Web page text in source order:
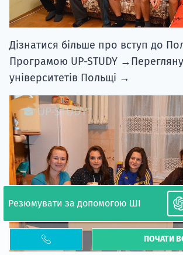
ПОЧАТИ
Дізнатися більше про вступ до
Програмою UP-STUDY
університетів Польщі →
Резюмувати за допомогою ШІ